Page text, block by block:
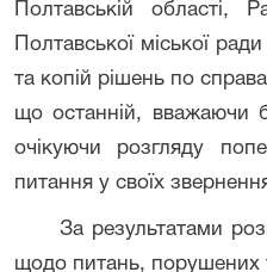
Полтавській області,
Полтавської міської
та копій рішень по
що останній, вважаючи
очікуючи розгляду
питання у своїх
За результатами
щодо питань, порушених